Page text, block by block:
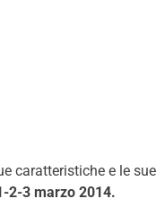
caratteristiche e le
2-3 marzo 2014.